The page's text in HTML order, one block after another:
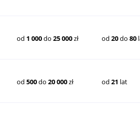
od 1 000do25 000zł od 20do 80
od500do20 000zł od 21 lat